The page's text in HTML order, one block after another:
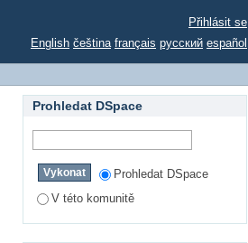
Přihlásit se
English čeština français русский español
Prohledat DSpace
Prohledat DSpace
V této komunitě